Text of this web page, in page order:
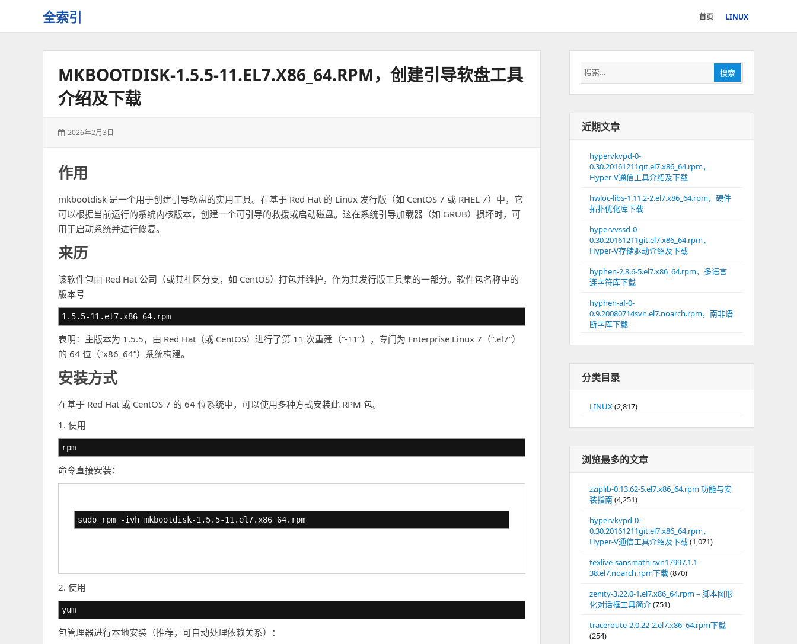
全索引
些
首页 LINUX
MKBOOTDISK-1.5.5-11.EL7.X86_64.RPM，创建引导软盘工具
介绍及下载
发
2026年2月3日
作用
mkbootdisk 是一个用于创建引导软盘的实用工具。在基于 Red Hat 的 Linux 发行版（如 CentOS 7 或 RHEL 7）中，它
可以根据当前运行的系统内核版本，创建一个可引导的救援或启动磁盘。这在系统引导加载器（如 GRUB）损坏时，可
用于启动系统并进行修复。
来历
该软件包由 Red Hat 公司（或其社区分支，如 CentOS）打包并维护，作为其发行版工具集的一部分。软件包名称中的
版本号
1.5.5-11.el7.x86_64.rpm
表明：主版本为 1.5.5，由 Red Hat（或 CentOS）进行了第 11 次重建（“-11”），专门为 Enterprise Linux 7（“.el7”）
的 64 位（“x86_64”）系统构建。
安装方式
在基于 Red Hat 或 CentOS 7 的 64 位系统中，可以使用多种方式安装此 RPM 包。
1. 使用
rpm
命令直接安装：
sudo rpm -ivh mkbootdisk-1.5.5-11.el7.x86_64.rpm
2. 使用
yum
包管理器进行本地安装（推荐，可自动处理依赖关系）：
搜
索：
搜索
近期文章
hypervkvpd-0-
0.30.20161211git.el7.x86_64.rpm，
Hyper-V通信工具介绍及下载
hwloc-libs-1.11.2-2.el7.x86_64.rpm，硬件
拓扑优化库下载
hypervvssd-0-
0.30.20161211git.el7.x86_64.rpm，
Hyper-V存储驱动介绍及下载
hyphen-2.8.6-5.el7.x86_64.rpm，多语言
连字符库下载
hyphen-af-0-
0.9.20080714svn.el7.noarch.rpm，南非语
断字库下载
分类目录
LINUX(2,817)
浏览最多的文章
zziplib-0.13.62-5.el7.x86_64.rpm 功能与安
装指南(4,251)
hypervkvpd-0-
0.30.20161211git.el7.x86_64.rpm，
Hyper-V通信工具介绍及下载(1,071)
texlive-sansmath-svn17997.1.1-
38.el7.noarch.rpm下载(870)
zenity-3.22.0-1.el7.x86_64.rpm – 脚本图形
化对话框工具简介(751)
traceroute-2.0.22-2.el7.x86_64.rpm下载
(254)